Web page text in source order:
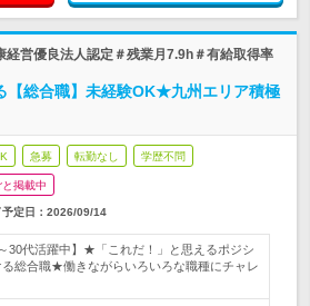
経営優良法人認定＃残業月7.9h＃有給取得率
【総合職】未経験OK★九州エリア積極
急募 転勤なし 学歴不問
掲載中
定日： 2026/09/14
30代活躍中】★「これだ！」と思えるポジシ
る総合職★働きながらいろいろな職種にチャレ